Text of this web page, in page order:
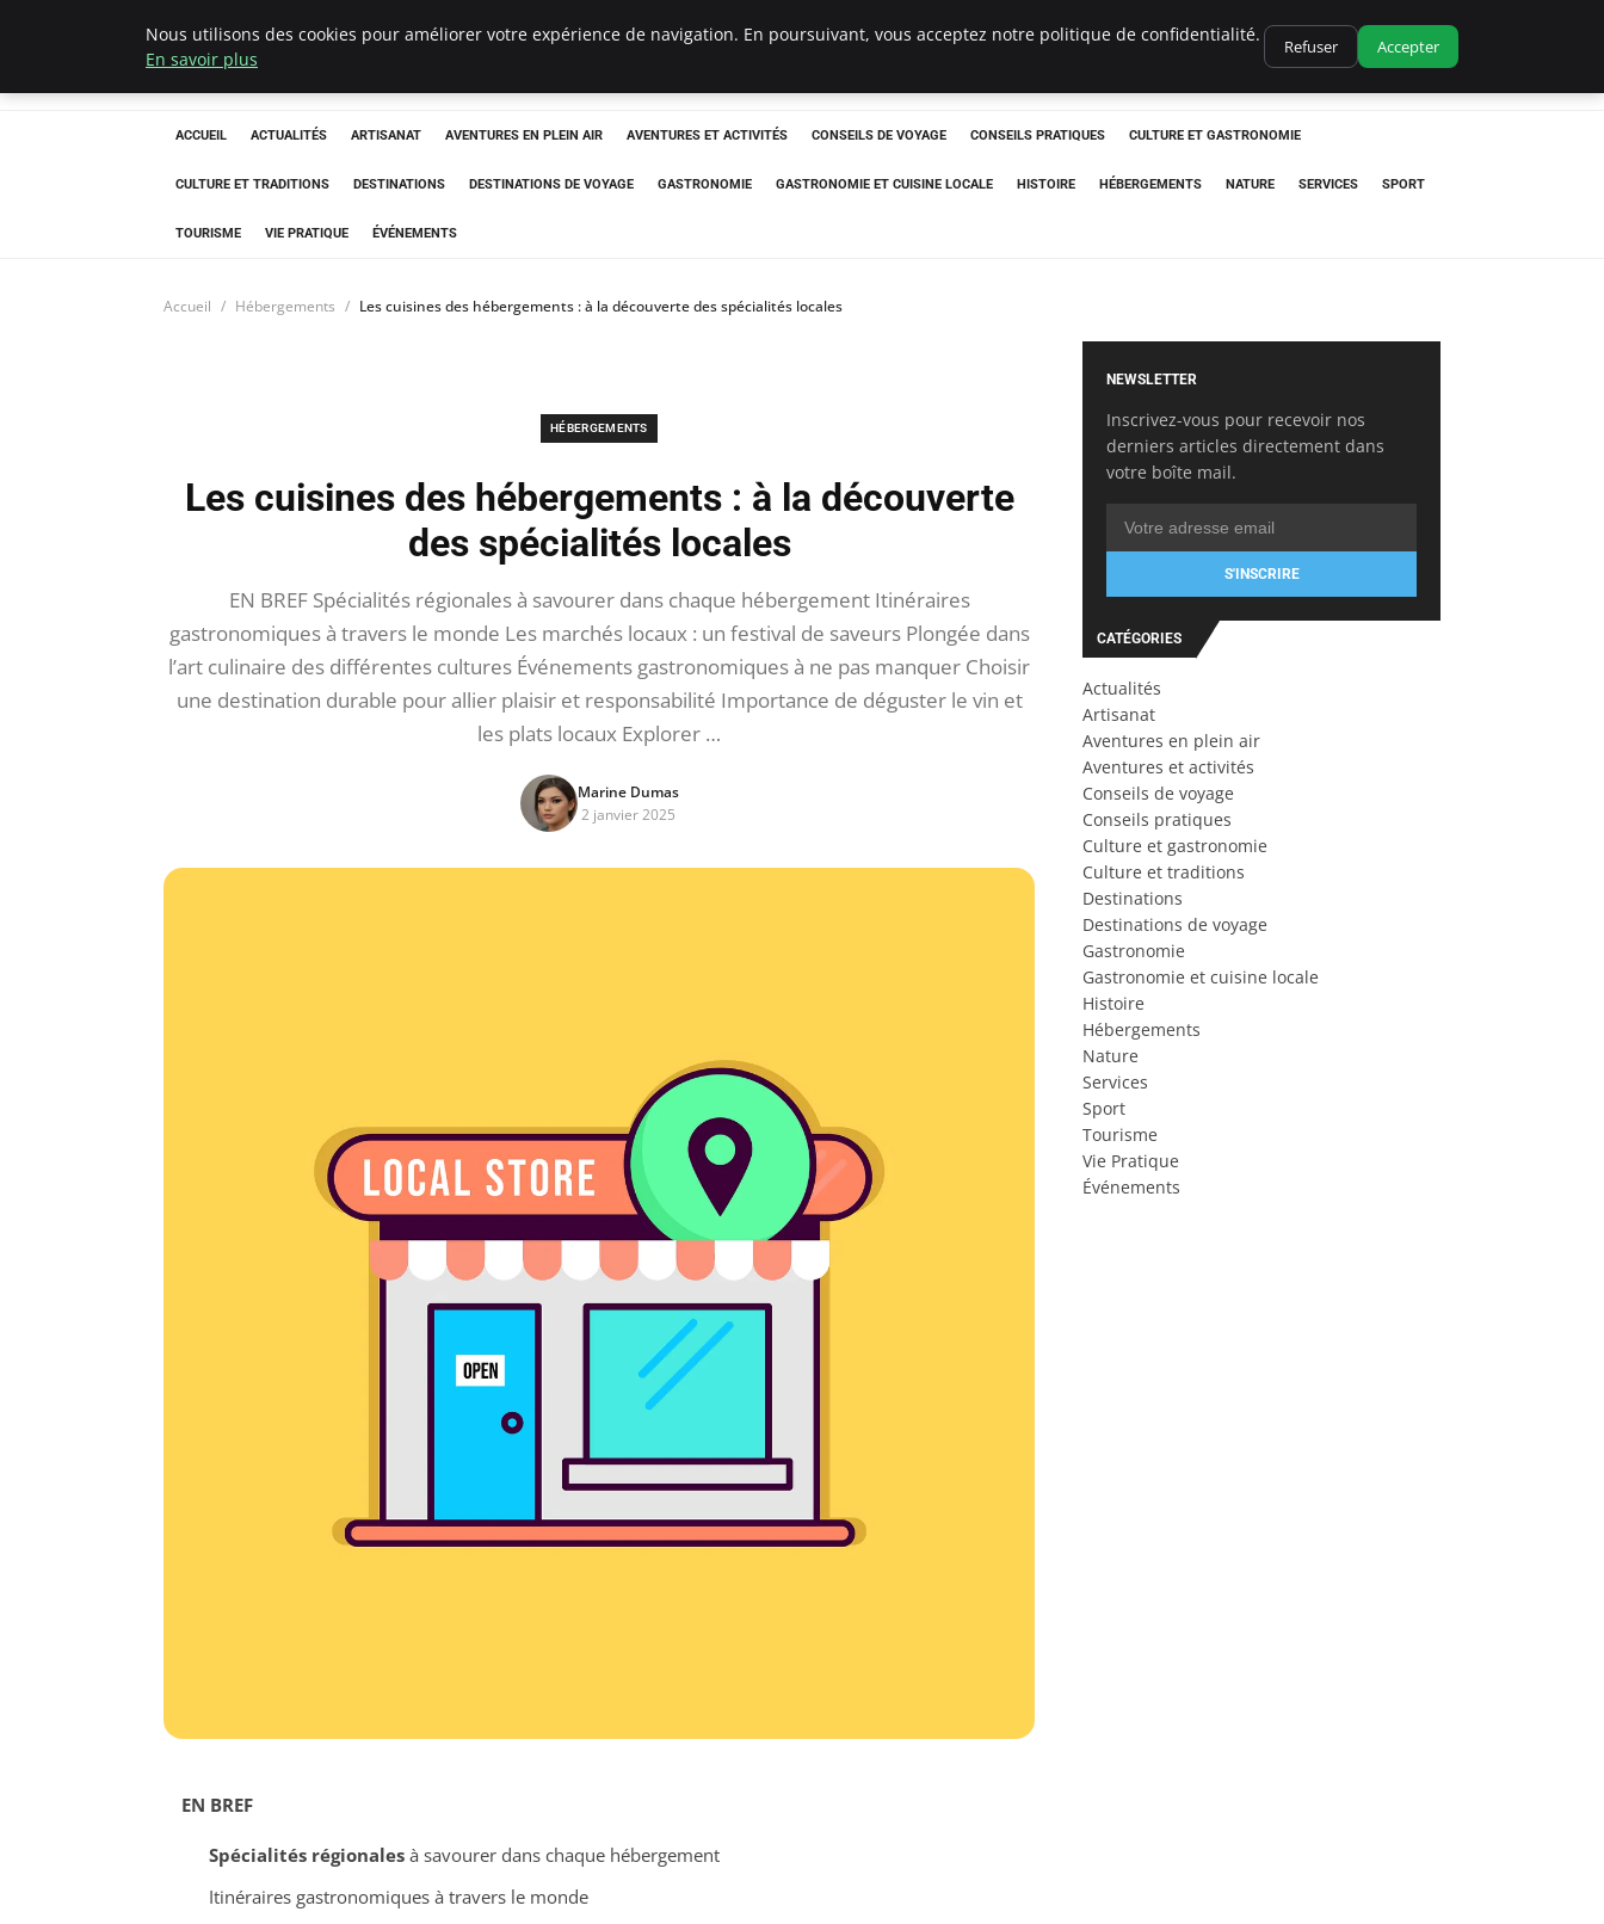
Correze Co
ACCUEIL ACTUALITÉS ARTISANAT AVENTURES EN PLEIN AIR AVENTURES ET ACTIVITÉS CONSEILS DE VOYAGE CONSEILS PRATIQUES CULTURE ET GASTRONOMIE
CULTURE ET TRADITIONS DESTINATIONS DESTINATIONS DE VOYAGE GASTRONOMIE GASTRONOMIE ET CUISINE LOCALE HISTOIRE HÉBERGEMENTS NATURE SERVICES SPORT
TOURISME VIE PRATIQUE ÉVÉNEMENTS
Accueil Hébergements Les cuisines des hébergements : à la découverte des spécialités locales
HÉBERGEMENTS
Les cuisines des hébergements : à la découverte
des spécialités locales
EN BREF Spécialités régionales à savourer dans chaque hébergement Itinéraires
gastronomiques à travers le monde Les marchés locaux : un festival de saveurs Plongée dans
l’art culinaire des différentes cultures Événements gastronomiques à ne pas manquer Choisir
une destination durable pour allier plaisir et responsabilité Importance de déguster le vin et
les plats locaux Explorer …
Marine Dumas
2 janvier 2025
EN BREF
Spécialités régionalesà savourer dans chaque hébergement
Itinéraires gastronomiques à travers le monde
NEWSLETTER
Inscrivez-vous pour recevoir nos
derniers articles directement dans
votre boîte mail.
S'INSCRIRE
CATÉGORIES
Actualités
Artisanat
Aventures en plein air
Aventures et activités
Conseils de voyage
Conseils pratiques
Culture et gastronomie
Culture et traditions
Destinations
Destinations de voyage
Gastronomie
Gastronomie et cuisine locale
Histoire
Hébergements
Nature
Services
Sport
Tourisme
Vie Pratique
Événements
Nous utilisons des cookies pour améliorer votre expérience de navigation. En poursuivant, vous acceptez notre politique de confidentialité.
En savoir plus
Refuser Accepter